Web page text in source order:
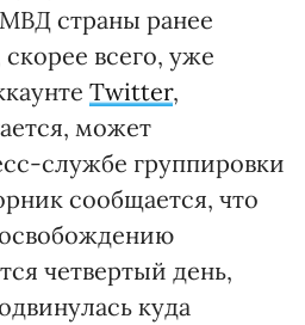
страны ранее
всего, уже
Twitter,
может
службе группировки
сообщается, что
четвертый день,
куда